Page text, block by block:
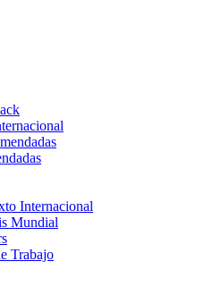
Internacional
Mundial
Trabajo